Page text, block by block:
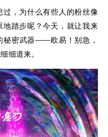
，为什么有些人的粉丝像
踏步呢？今天，就让我来
秘密武器——欧易！别急，
细道来。